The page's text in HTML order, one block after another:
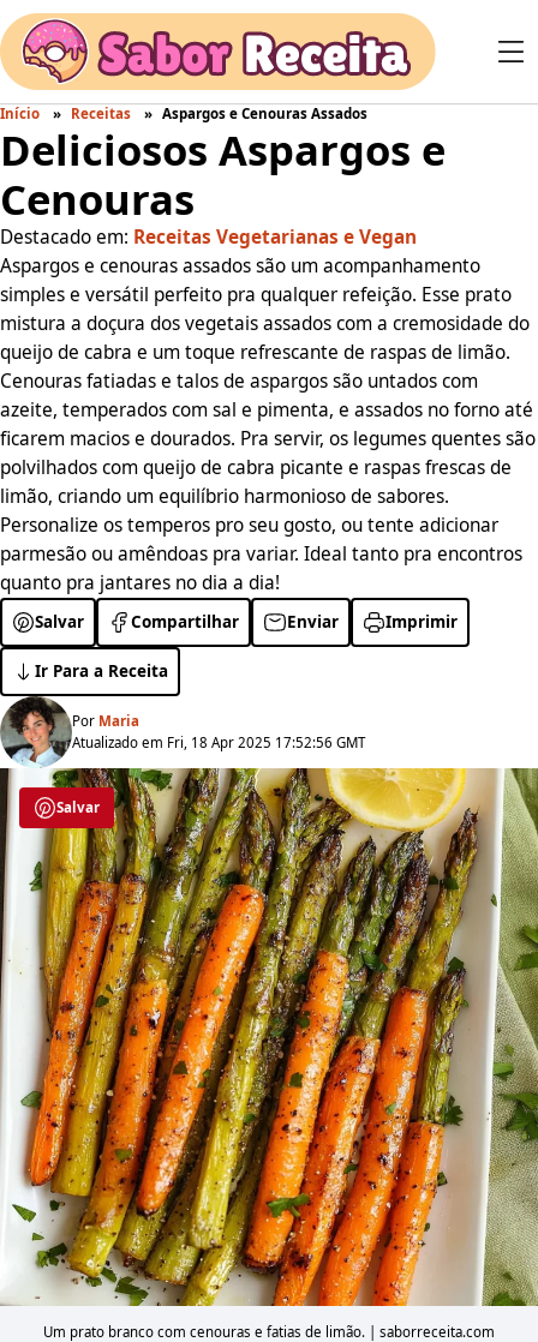
Início Receitas Aspargos e Cenouras Assados
Deliciosos Aspargos e
Cenouras
Destacado em: Receitas Vegetarianas e Vegan
Aspargos e cenouras assados são um acompanhamento
simples e versátil perfeito pra qualquer refeição. Esse prato
mistura a doçura dos vegetais assados com a cremosidade do
queijo de cabra e um toque refrescante de raspas de limão.
Cenouras fatiadas e talos de aspargos são untados com
azeite, temperados com sal e pimenta, e assados no forno até
ficarem macios e dourados. Pra servir, os legumes quentes são
polvilhados com queijo de cabra picante e raspas frescas de
limão, criando um equilíbrio harmonioso de sabores.
Personalize os temperos pro seu gosto, ou tente adicionar
parmesão ou amêndoas pra variar. Ideal tanto pra encontros
quanto pra jantares no dia a dia!
Salvar Compartilhar Enviar Imprimir
Ir Para a Receita
Por Maria
Atualizado em Fri, 18 Apr 2025 17:52:56 GMT
Salvar
Um prato branco com cenouras e fatias de limão. | saborreceita.com